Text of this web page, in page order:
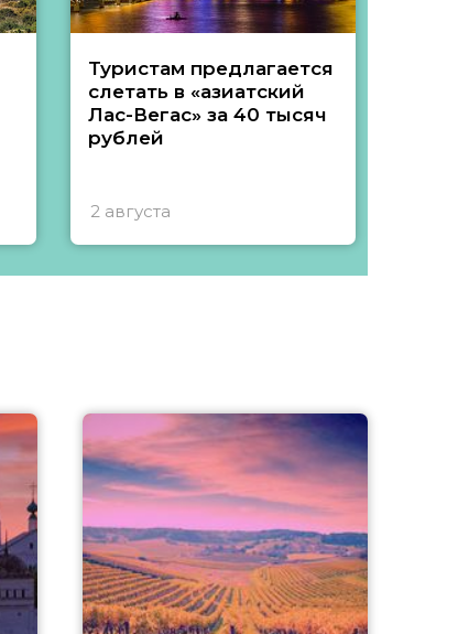
Туристам предлагается
слетать в «азиатский
Лас-Вегас» за 40 тысяч
рублей
2 августа